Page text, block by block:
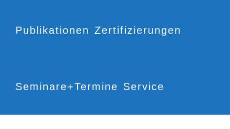
Publikationen Zertifizierungen
Seminare+Termine Service